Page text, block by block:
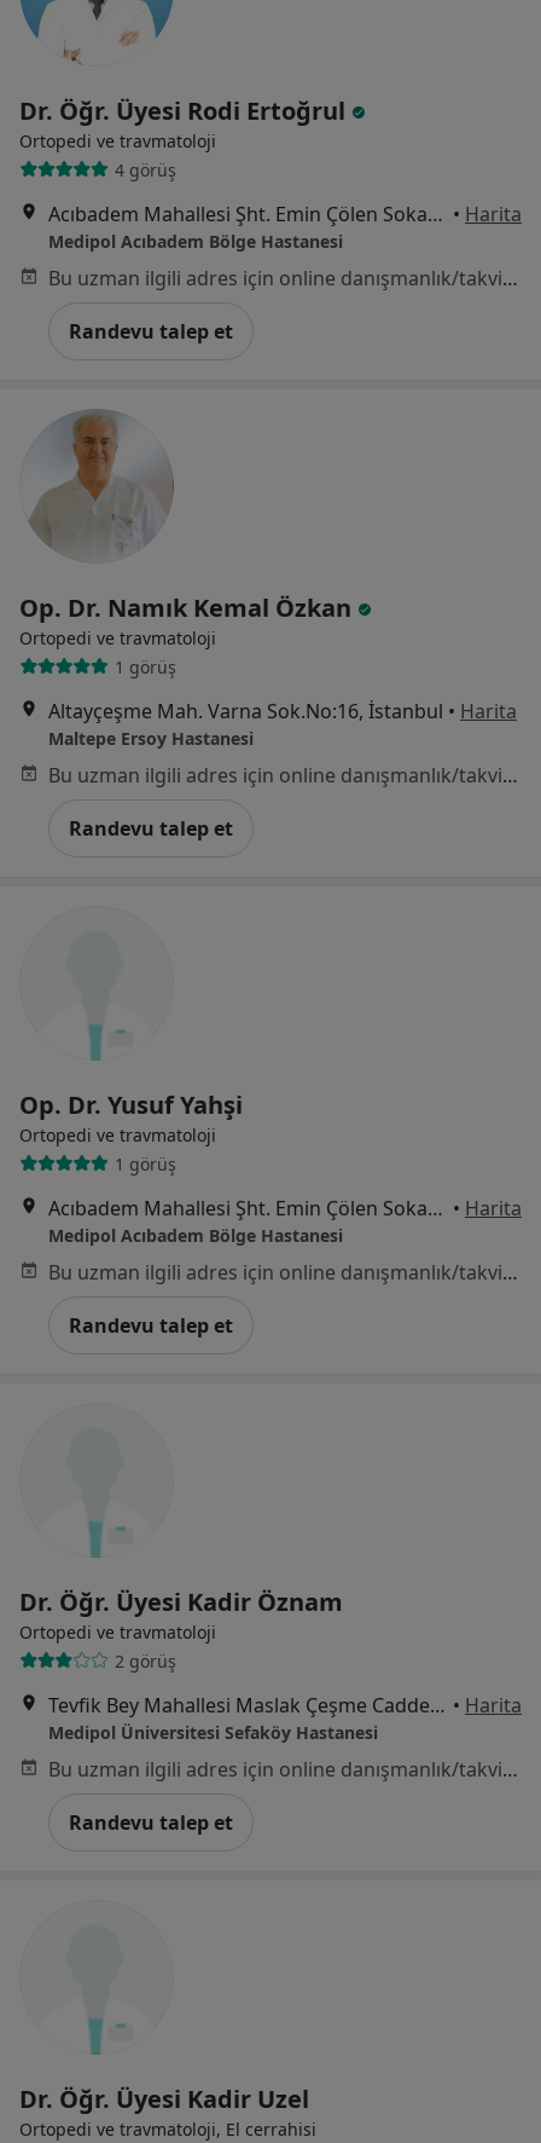
Dr. Öğr. Üyesi Rodi Ertoğrul
Ortopedi ve travmatoloji
4 görüş
Acıbadem Mahallesi Şht. Emin Çölen Sokağı No:4, Kadıköy • Harita
Medipol Acıbadem Bölge Hastanesi
Bu uzman ilgili adres için online danışmanlık/takvim sunmuyor.
Randevu talep et
Op. Dr. Namık Kemal Özkan
Ortopedi ve travmatoloji
1 görüş
Altayçeşme Mah. Varna Sok.No:16, İstanbul • Harita
Maltepe Ersoy Hastanesi
Bu uzman ilgili adres için online danışmanlık/takvim sunmuyor.
Randevu talep et
Op. Dr. Yusuf Yahşi
Ortopedi ve travmatoloji
1 görüş
Acıbadem Mahallesi Şht. Emin Çölen Sokağı No:4, Kadıköy • Harita
Medipol Acıbadem Bölge Hastanesi
Bu uzman ilgili adres için online danışmanlık/takvim sunmuyor.
Randevu talep et
Dr. Öğr. Üyesi Kadir Öznam
Ortopedi ve travmatoloji
2 görüş
Tevfik Bey Mahallesi Maslak Çeşme Caddesi No:30, Küçükçekmece • Harita
Medipol Üniversitesi Sefaköy Hastanesi
Bu uzman ilgili adres için online danışmanlık/takvim sunmuyor.
Randevu talep et
Dr. Öğr. Üyesi Kadir Uzel
Ortopedi ve travmatoloji, El cerrahisi